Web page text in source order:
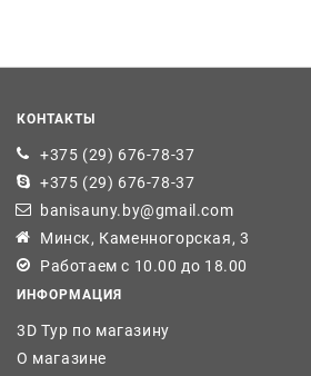
КОНТАКТЫ
+375 (29) 676-78-37
+375 (29) 676-78-37
banisauny.by@gmail.com
Минск, Каменногорская, 3
Работаем с 10.00 до 18.00
ИНФОРМАЦИЯ
3D Тур по магазину
О магазине